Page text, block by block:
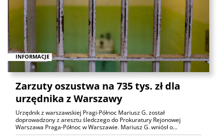
INFORMACJE
Zarzuty oszustwa na 735 tys. zł dla
urzędnika z Warszawy
Urzędnik z warszawskiej Pragi-Północ Mariusz G. został
doprowadzony z aresztu śledczego do Prokuratury Rejonowej
Warszawa Praga-Północ w Warszawie. Mariusz G. wniósł o…